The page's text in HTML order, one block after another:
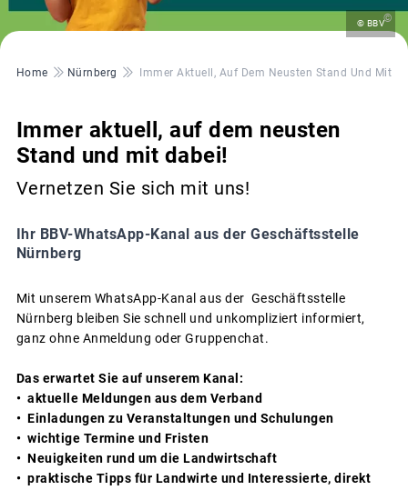
© BBV©
Pfadnavigation
Home Nürnberg Immer Aktuell, Auf Dem Neusten Stand Und Mit
Immer aktuell, auf dem neusten
Stand und mit dabei!
Vernetzen Sie sich mit uns!
Ihr BBV-WhatsApp-Kanal aus der Geschäftsstelle
Nürnberg
Mit unserem WhatsApp-Kanal aus der Geschäftsstelle
Nürnberg bleiben Sie schnell und unkompliziert informiert,
ganz ohne Anmeldung oder Gruppenchat.
Das erwartet Sie auf unserem Kanal:
• aktuelle Meldungen aus dem Verband
• Einladungen zu Veranstaltungen und Schulungen
• wichtige Termine und Fristen
• Neuigkeiten rund um die Landwirtschaft
• praktische Tipps für Landwirte und Interessierte, direkt